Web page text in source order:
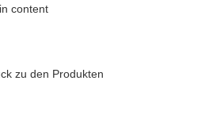
content
zu den Produkten